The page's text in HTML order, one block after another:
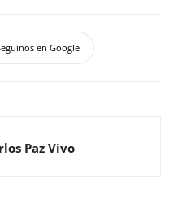
en Google
Paz Vivo